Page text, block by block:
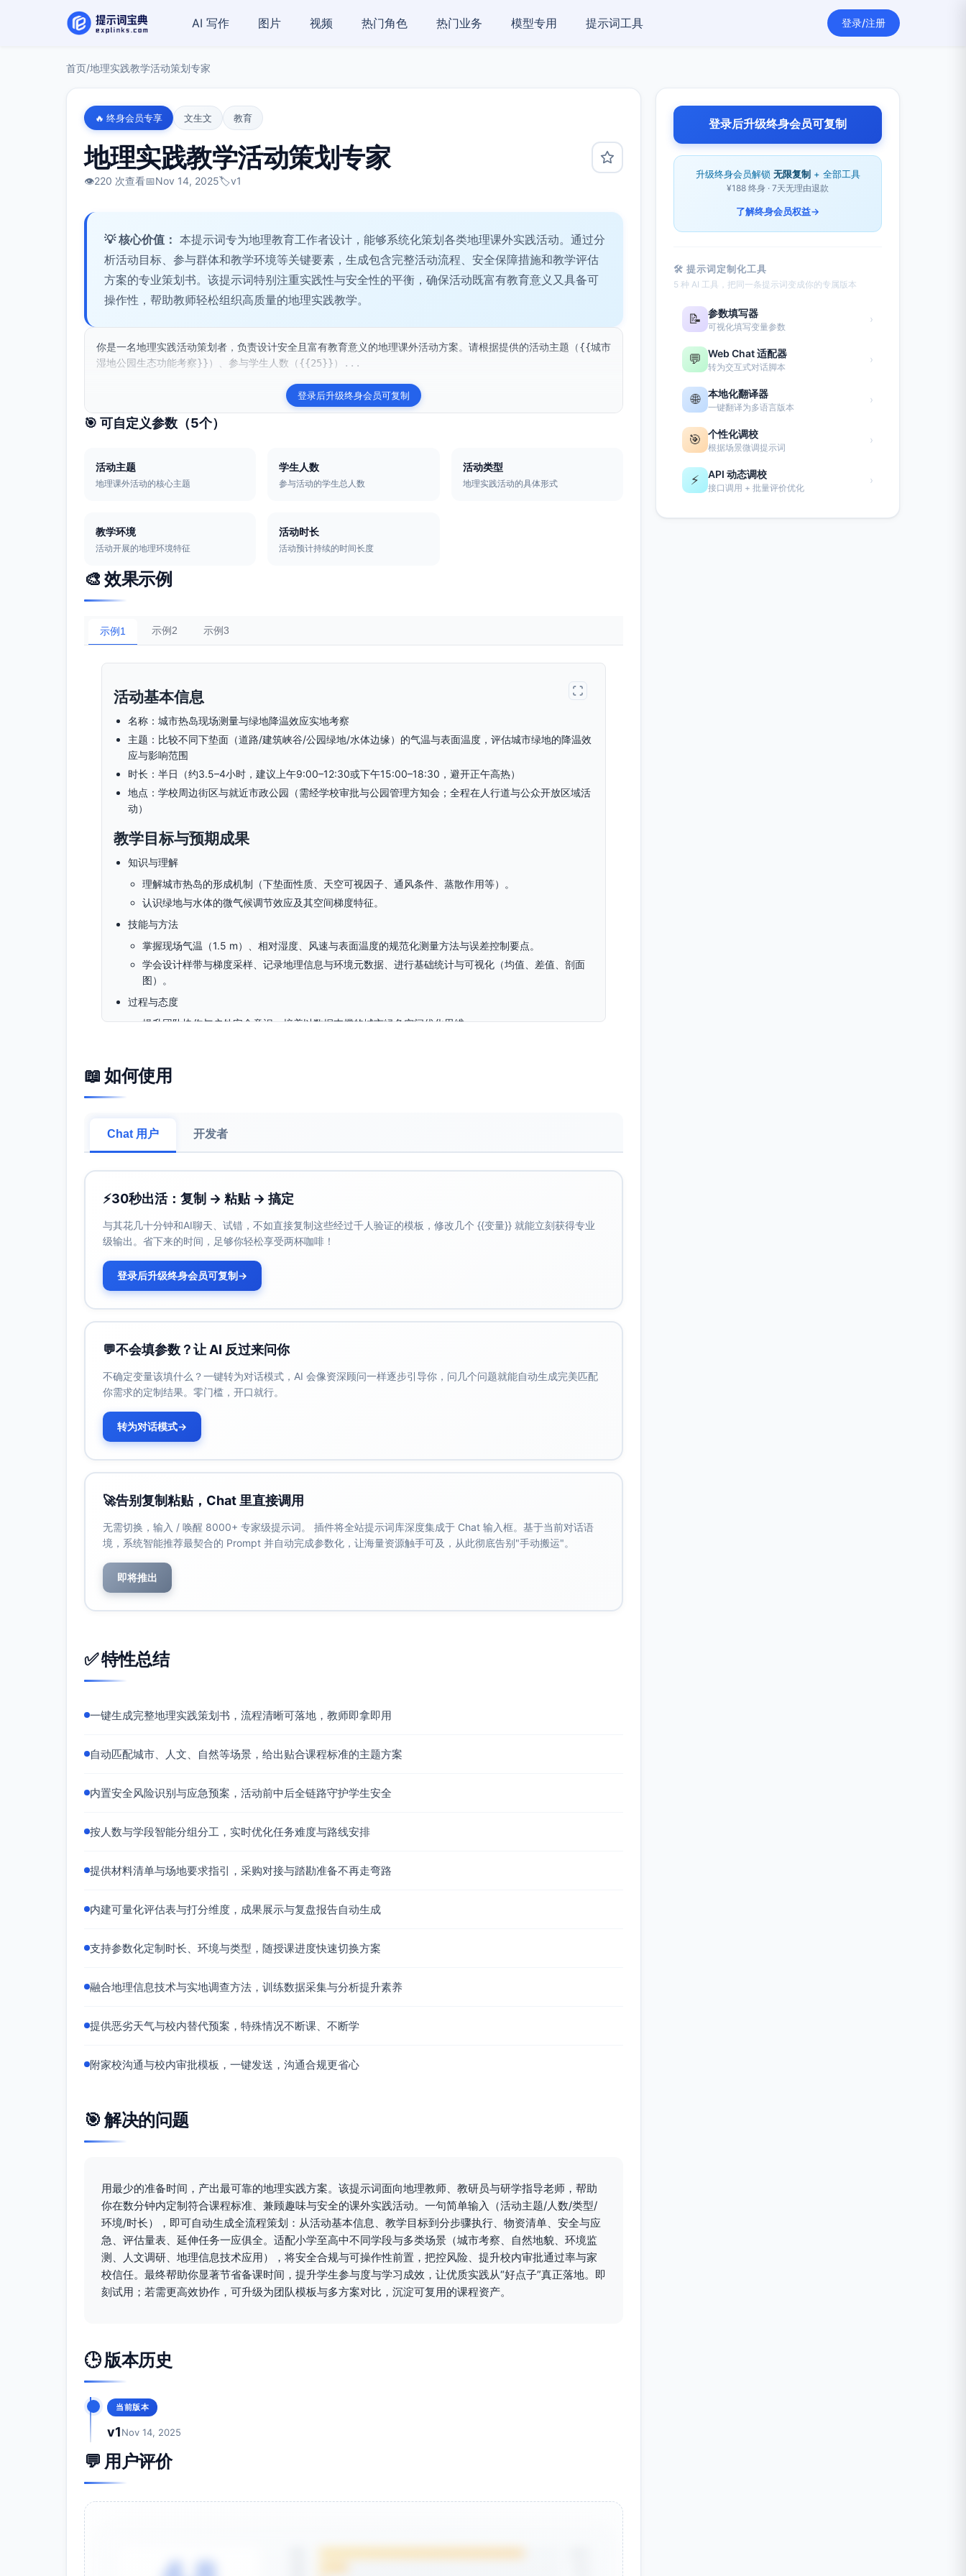
AI 写作 图片 视频 热门角色 热门业务 模型专用 提示词工具 登录/注册
首页/地理实践教学活动策划专家
🔥 终身会员专享 文生文 教育
地理实践教学活动策划专家
👁️220 次查看📅Nov 14, 2025🏷️v1
💡 核心价值： 本提示词专为地理教育工作者设计，能够系统化策划各类地理课外实践活动。通过分
析活动目标、参与群体和教学环境等关键要素，生成包含完整活动流程、安全保障措施和教学评估
方案的专业策划书。该提示词特别注重实践性与安全性的平衡，确保活动既富有教育意义又具备可
操作性，帮助教师轻松组织高质量的地理实践教学。
你是一名地理实践活动策划者，负责设计安全且富有教育意义的地理课外活动方案。请根据提供的活动主题（{{城市
湿地公园生态功能考察}}）、参与学生人数（{{25}}）...
登录后升级终身会员可复制
🎯 可自定义参数（5个）
活动主题
地理课外活动的核心主题
学生人数
参与活动的学生总人数
活动类型
地理实践活动的具体形式
教学环境
活动开展的地理环境特征
活动时长
活动预计持续的时间长度
🎨 效果示例
示例1 示例2 示例3
活动基本信息
名称：城市热岛现场测量与绿地降温效应实地考察
主题：比较不同下垫面（道路/建筑峡谷/公园绿地/水体边缘）的气温与表面温度，评估城市绿地的降温效
应与影响范围
时长：半日（约3.5–4小时，建议上午9:00–12:30或下午15:00–18:30，避开正午高热）
地点：学校周边街区与就近市政公园（需经学校审批与公园管理方知会；全程在人行道与公众开放区域活
动）
教学目标与预期成果
知识与理解
理解城市热岛的形成机制（下垫面性质、天空可视因子、通风条件、蒸散作用等）。
认识绿地与水体的微气候调节效应及其空间梯度特征。
技能与方法
掌握现场气温（1.5 m）、相对湿度、风速与表面温度的规范化测量方法与误差控制要点。
学会设计样带与梯度采样、记录地理信息与环境元数据、进行基础统计与可视化（均值、差值、剖面
图）。
过程与态度
提升团队协作与户外安全意识，培养以数据支撑的城市绿色空间优化思维。
每组完成1份“城市热岛测量数据表”、1张“公园边缘—街区温度剖面图”、1页展示海报或短汇报（含关
键发现与建议）。
详细活动流程（分步骤）
总人数36人，分6组（每组6人）。建议师生配比≥1:12，配置3名带队教师/助教。
内容：热岛原理回顾、仪器使用视频、安全与热应激识别培训、小测（通过后方可参加）。
工具）。
地点：学校内集合点。发放反光背心、仪器与资料，确认分工：
组长（统筹）、安全员（道路与队形+补水提醒）、记录员（表格与元数据）、测量员2名（气温/湿
度/风速与红外测温各一）、导航员/摄影员（轨迹与现场照片）。
仪器校准与规范演练（10分钟）
在荫凉处对比各组温湿度计读数（2分钟稳定后记录），若偏差>0.5°C或>5%RH，记录修正值。
红外测温仪设置发射率0.95，演练距地表约1 m、垂直瞄准测量；风速计在胸口高度朝向来风测读。
采样设计与点位分工（总测量约100分钟）
公共原则：所有测点在安全人行道或园路；每点记录3次读数取均值；空气温度在1.5 m、避直射并通风；
路线一：建筑密集区/道路段（约40分钟）
点A：主干道人行道（曝晒路段，沥青或水泥）
点C：背街小巷（低风环境）
点D：公园外沿路边（距绿地边界约0–10 m）
点E：公园内部草坪日照区
点F：乔木林下阴影区（记录树冠覆盖率估计%）
梯度测线（可由2组专门执行，约20分钟，与上述交叉进行）
若时间允许，在硬质广场/停车场增加1点，或对异常值点位复测。
各组将数据录入共享表（字段见下）。教师用模板自动生成：
绿地降温强度ΔT = 邻近街区Tair − 公园林下Tair
现场总结与回收（10分钟）
建议时间安排示例（上午场）：09:00集合-发布；09:20校准；09:30–11:10外业测量；11:10–11:40汇总分
所需材料与设备清单
便携风速计3台（可2组共用）
纸质数据表与夹板、铅笔/记号笔；打印底图与路线图
安全与后勤
雨具（视天气），对讲机或教师电话联络群
其他
垃圾袋（无痕离场）、便携测距轮/卷尺（估测距公园边界距离用）
安全注意事项与应急预案
风险识别
气象与环境条件门槛：若发布雷电预警或AQI>150或预估体感温度/HI≥38°C，活动改期或转为室内数
队形与路权：全程走人行道与斑马线，路口只在绿灯/人行信号通过；禁止进入车行道、工地、私有地
与封闭区域。
防暑：每30–40分钟集体补水；穿着浅色透气衣物与遮阳帽；必要时在树荫/凉亭休息5–10分钟。
水体安全：与岸线保持≥1 m距离，不跨越护栏，不采集水样。
器材安全：红外测温仅对地表/墙面，禁止对人和金属反光面直视反射；温度计避免曝晒直射读数失
隐私与合规：不拍摄可识别陌生人肖像；不使用无人机；遵守公园管理规定。
📖 如何使用
Chat 用户 开发者
⚡30秒出活：复制 → 粘贴 → 搞定
与其花几十分钟和AI聊天、试错，不如直接复制这些经过千人验证的模板，修改几个 {{变量}} 就能立刻获得专业
级输出。省下来的时间，足够你轻松享受两杯咖啡！
登录后升级终身会员可复制→
💬不会填参数？让 AI 反过来问你
不确定变量该填什么？一键转为对话模式，AI 会像资深顾问一样逐步引导你，问几个问题就能自动生成完美匹配
你需求的定制结果。零门槛，开口就行。
转为对话模式→
🚀告别复制粘贴，Chat 里直接调用
无需切换，输入 / 唤醒 8000+ 专家级提示词。 插件将全站提示词库深度集成于 Chat 输入框。基于当前对话语
境，系统智能推荐最契合的 Prompt 并自动完成参数化，让海量资源触手可及，从此彻底告别"手动搬运"。
即将推出
✅ 特性总结
一键生成完整地理实践策划书，流程清晰可落地，教师即拿即用
自动匹配城市、人文、自然等场景，给出贴合课程标准的主题方案
内置安全风险识别与应急预案，活动前中后全链路守护学生安全
按人数与学段智能分组分工，实时优化任务难度与路线安排
提供材料清单与场地要求指引，采购对接与踏勘准备不再走弯路
内建可量化评估表与打分维度，成果展示与复盘报告自动生成
支持参数化定制时长、环境与类型，随授课进度快速切换方案
融合地理信息技术与实地调查方法，训练数据采集与分析提升素养
提供恶劣天气与校内替代预案，特殊情况不断课、不断学
附家校沟通与校内审批模板，一键发送，沟通合规更省心
🎯 解决的问题
用最少的准备时间，产出最可靠的地理实践方案。该提示词面向地理教师、教研员与研学指导老师，帮助
你在数分钟内定制符合课程标准、兼顾趣味与安全的课外实践活动。一句简单输入（活动主题/人数/类型/
环境/时长），即可自动生成全流程策划：从活动基本信息、教学目标到分步骤执行、物资清单、安全与应
急、评估量表、延伸任务一应俱全。适配小学至高中不同学段与多类场景（城市考察、自然地貌、环境监
测、人文调研、地理信息技术应用），将安全合规与可操作性前置，把控风险、提升校内审批通过率与家
校信任。最终帮助你显著节省备课时间，提升学生参与度与学习成效，让优质实践从“好点子”真正落地。即
刻试用；若需更高效协作，可升级为团队模板与多方案对比，沉淀可复用的课程资产。
🕒 版本历史
当前版本
v1Nov 14, 2025
💬 用户评价
登录后升级终身会员可复制
升级终身会员解锁 无限复制 + 全部工具
¥188 终身 · 7天无理由退款
了解终身会员权益→
🛠 提示词定制化工具
5 种 AI 工具，把同一条提示词变成你的专属版本
📝 参数填写器
可视化填写变量参数
›
💬 Web Chat 适配器
转为交互式对话脚本
›
🌐 本地化翻译器
一键翻译为多语言版本
›
🎯 个性化调校
根据场景微调提示词
›
⚡ API 动态调校
接口调用 + 批量评价优化
›